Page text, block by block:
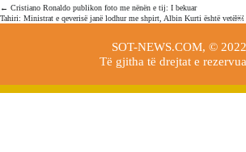
Post
navigation
← Cristiano Ronaldo publikon foto me nënën e tij: I bekuar
Tahiri: Ministrat e qeverisë janë lodhur me shpirt, Albin Kurti është vetë￼
SOT-NEWS.COM, © 2022
Të gjitha të drejtat e